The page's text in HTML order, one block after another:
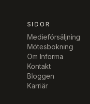
SIDOR
Medieförsäljning
Mötesbokning
Om Informa
Kontakt
Bloggen
Karriär